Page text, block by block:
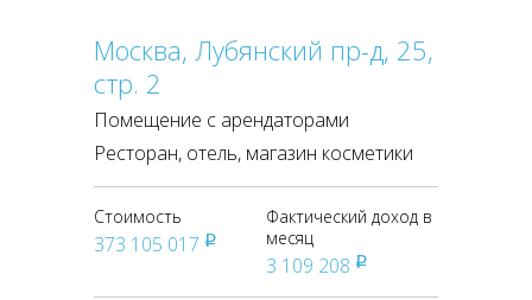
Москва, Лубянский пр-д, 25,
стр. 2
Помещение с арендаторами
Ресторан, отель, магазин косметики
Стоимость
373 105 017 pуб
Фактический доход в
месяц
3 109 208 pуб